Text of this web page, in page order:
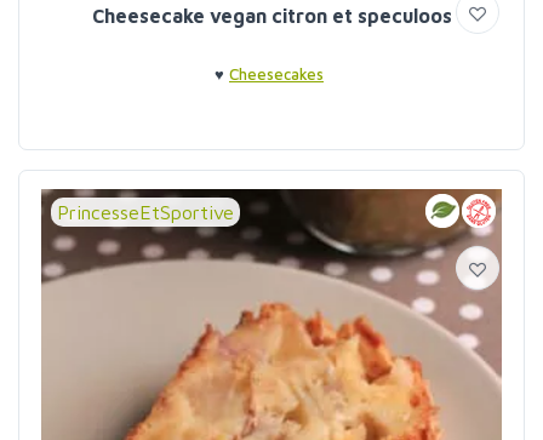
Cheesecake vegan citron et speculoos
♥ Cheesecakes
PrincesseEtSportive